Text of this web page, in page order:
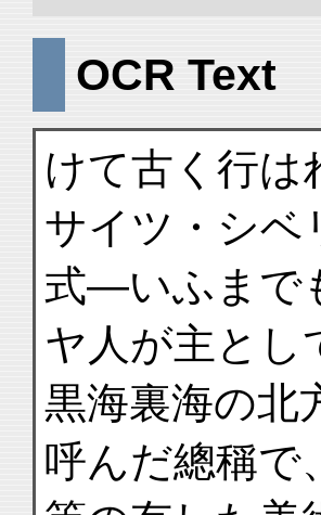
OCR Text
けて古く行は
サイツ・シベ
式―いふまで
ヤ人が主とし
黒海裏海の北
呼んだ總稱で